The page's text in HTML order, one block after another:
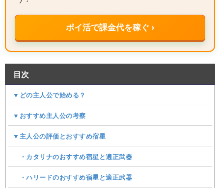
ポイ活で課金代を稼ぐ ›
目次
▼どの主人公で始める？
▼おすすめ主人公の考察
▼主人公の評価とおすすめ宿星
・カタリナのおすすめ宿星と適正武器
・ハリードのおすすめ宿星と適正武器